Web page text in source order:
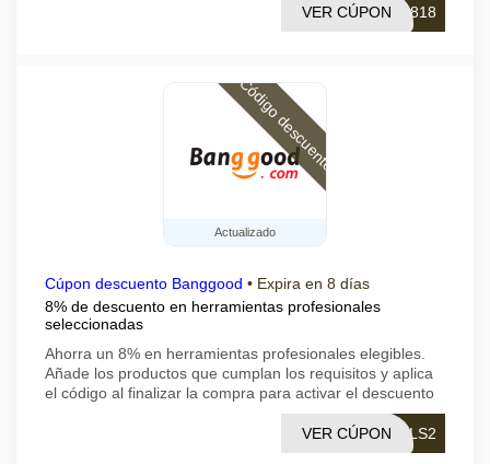
1818
VER CÚPON
Actualizado
Código descuento
Cúpon descuento Banggood • Expira en 8 días
8% de descuento en herramientas profesionales
seleccionadas
Ahorra un 8% en herramientas profesionales elegibles.
Añade los productos que cumplan los requisitos y aplica
el código al finalizar la compra para activar el descuento
TLS2
VER CÚPON